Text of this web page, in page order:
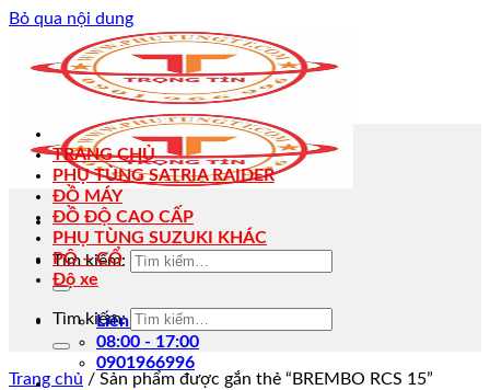
Bỏ qua nội dung
Tìm kiếm:
Liên hệ
08:00 - 17:00
0901966996
TRANG CHỦ
PHỤ TÙNG SATRIA RAIDER
ĐỒ MÁY
ĐỒ ĐỘ CAO CẤP
PHỤ TÙNG SUZUKI KHÁC
PÔ – CỔ
Độ xe
Tìm kiếm:
Trang chủ / Sản phẩm được gắn thẻ “BREMBO RCS 15”